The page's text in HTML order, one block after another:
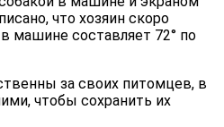
что хозяин скоро
машине составляет 72° по
за своих питомцев, в
чтобы сохранить их